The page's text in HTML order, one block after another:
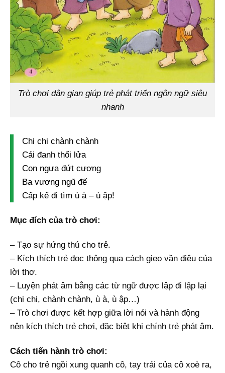
Trò chơi dân gian giúp trẻ phát triển ngôn ngữ siêu
nhanh
Chi chi chành chành
Cái đanh thổi lửa
Con ngựa đứt cương
Ba vương ngũ đế
Cấp kế đi tìm ù à – ù ập!
Mục đích của trò chơi:
– Tạo sự hứng thú cho trẻ.
– Kích thích trẻ đọc thông qua cách gieo vần điệu của
lời thơ.
– Luyện phát âm bằng các từ ngữ được lập đi lập lại
(chi chi, chành chành, ù à, ù ập…)
– Trò chơi được kết hợp giữa lời nói và hành động
nên kích thích trẻ chơi, đặc biệt khi chính trẻ phát âm.
Cách tiến hành trò chơi:
Cô cho trẻ ngồi xung quanh cô, tay trái của cô xoè ra,